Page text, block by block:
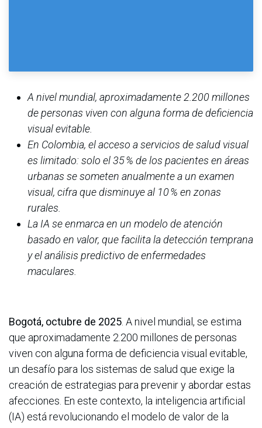
A nivel mundial, aproximadamente 2.200 millones
de personas viven con alguna forma de deficiencia
visual evitable.
En Colombia, el acceso a servicios de salud visual
es limitado: solo el 35 % de los pacientes en áreas
urbanas se someten anualmente a un examen
visual, cifra que disminuye al 10 % en zonas
rurales.
La IA se enmarca en un modelo de atención
basado en valor, que facilita la detección temprana
y el análisis predictivo de enfermedades
maculares.
Bogotá, octubre de 2025. A nivel mundial, se estima
que aproximadamente 2.200 millones de personas
viven con alguna forma de deficiencia visual evitable,
un desafío para los sistemas de salud que exige la
creación de estrategias para prevenir y abordar estas
afecciones. En este contexto, la inteligencia artificial
(IA) está revolucionando el modelo de valor de la